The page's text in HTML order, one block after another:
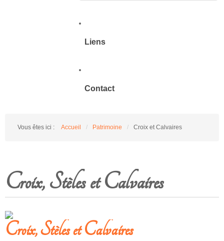
Liens
Contact
Vous êtes ici : Accueil / Patrimoine / Croix et Calvaires
Croix, Stèles et Calvaires
Croix, Stèles et Calvaires